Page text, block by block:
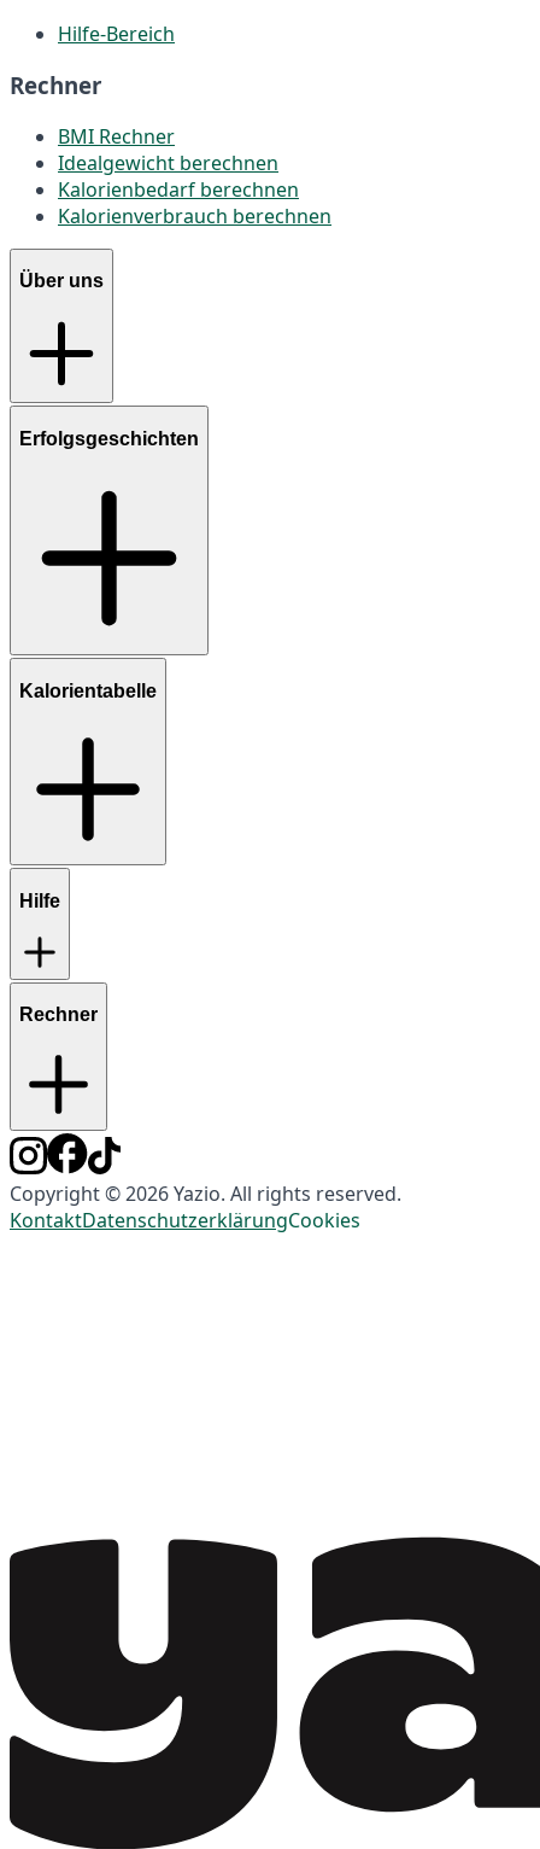
Hilfe-Bereich
Rechner
BMI Rechner
Idealgewicht berechnen
Kalorienbedarf berechnen
Kalorienverbrauch berechnen
Über uns
Erfolgsgeschichten
Kalorientabelle
Hilfe
Rechner
Copyright © 2026 Yazio. All rights reserved.
KontaktDatenschutzerklärungCookies